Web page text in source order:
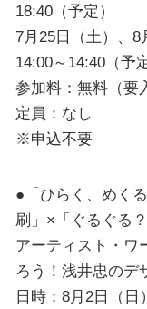
18:40（予定）
7月25日（土）、
14:00～14:40（予定
参加料：無料（要
定員：なし
※申込不要
●「ひらく、めく
刷」×「ぐるぐる
アーティスト・ワ
ろう！浅井忠のデ
日時：8月2日（日